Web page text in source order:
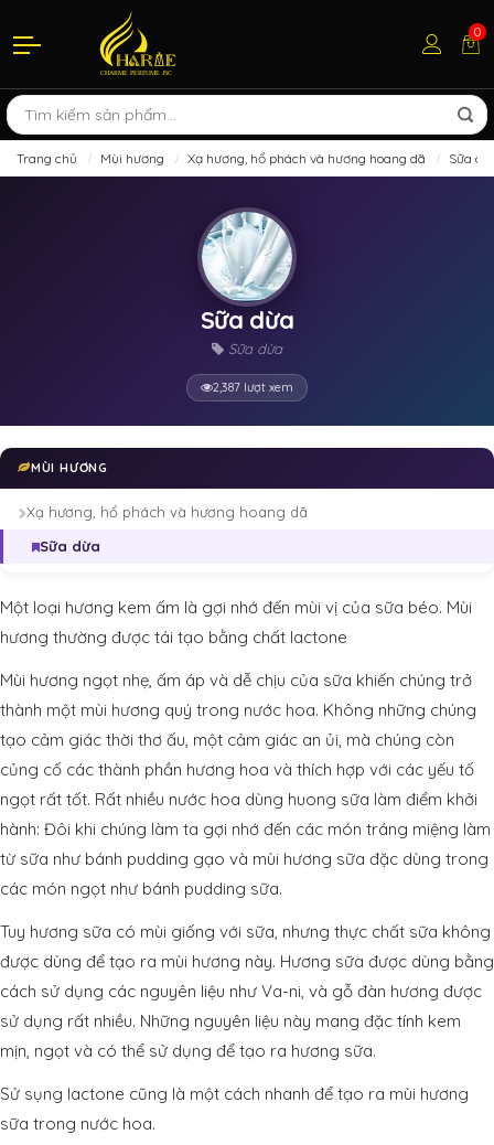
0
Trang chủ Mùi hương Xạ hương, hổ phách và hương hoang dã Sữa
Sữa dừa
Sữa dừa
2,387 lượt xem
MÙI HƯƠNG
Xạ hương, hổ phách và hương hoang dã
Sữa dừa
Một loại hương kem ấm là gợi nhớ đến mùi vị của sữa béo. Mùi
hương thường được tái tạo bằng chất lactone
Mùi hương ngọt nhẹ, ấm áp và dễ chịu của sữa khiến chúng trở
thành một mùi hương quý trong nước hoa. Không những chúng
tạo cảm giác thời thơ ấu, một cảm giác an ủi, mà chúng còn
củng cố các thành phần hương hoa và thích hợp với các yếu tố
ngọt rất tốt. Rất nhiều nước hoa dùng huong sữa làm điểm khởi
hành: Đôi khi chúng làm ta gợi nhớ đến các món tráng miệng làm
từ sữa như bánh pudding gạo và mùi hương sữa đặc dùng trong
các món ngọt như bánh pudding sữa.
Tuy hương sữa có mùi giống với sữa, nhưng thực chất sữa không
được dùng để tạo ra mùi hương này. Hương sữa được dùng bằng
cách sử dụng các nguyên liệu như Va-ni, và gỗ đàn hương được
sử dụng rất nhiều. Những nguyên liệu này mang đặc tính kem
mịn, ngọt và có thể sử dụng để tạo ra hương sữa.
Sử sụng lactone cũng là một cách nhanh để tạo ra mùi hương
sữa trong nước hoa.